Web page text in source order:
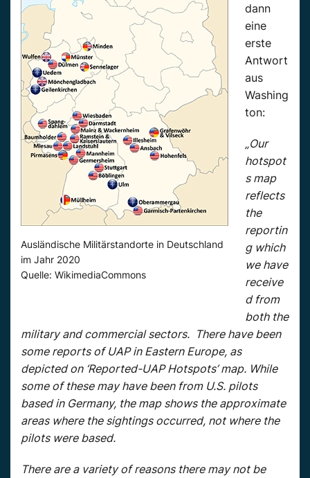
Ausländische Militärstandorte in Deutschland
im Jahr 2020
Quelle: WikimediaCommons
dann
eine
erste
Antwort
aus
Washing
ton:
„Our
hotspot
s map
reflects
the
reportin
g which
we have
receive
d from
both the
military and commercial sectors. There have been
some reports of UAP in Eastern Europe, as
depicted on ‘Reported-UAP Hotspots’ map. While
some of these may have been from U.S. pilots
based in Germany, the map shows the approximate
areas where the sightings occurred, not where the
pilots were based.
There are a variety of reasons there may not be